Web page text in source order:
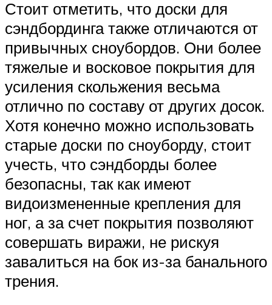
Стоит отметить, что доски для
сэндбординга также отличаются от
привычных сноубордов. Они более
тяжелые и восковое покрытия для
усиления скольжения весьма
отлично по составу от других досок.
Хотя конечно можно использовать
старые доски по сноуборду, стоит
учесть, что сэндборды более
безопасны, так как имеют
видоизмененные крепления для
ног, а за счет покрытия позволяют
совершать виражи, не рискуя
завалиться на бок из-за банального
трения.